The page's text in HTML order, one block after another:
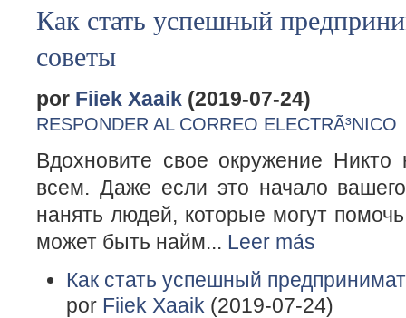
Как стать успешный
советы
por Fiiek Xaaik (2019-07-24)
RESPONDER AL CORREO ELECTRÃ³NICO
Вдохновите свое окружение
всем. Даже если это начало
нанять людей, которые могут
может быть найм... Leer más
Как стать успешный
por Fiiek Xaaik (2019-07-24)